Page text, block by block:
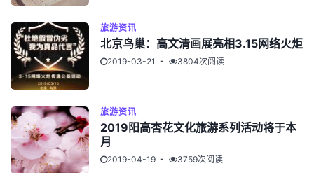
旅游资讯
北京鸟巢：高文清画展亮相3.15网络火炬
2019-03-21 3804次阅读
旅游资讯
2019阳高杏花文化旅游系列活动将于本
月
2019-04-19 3759次阅读